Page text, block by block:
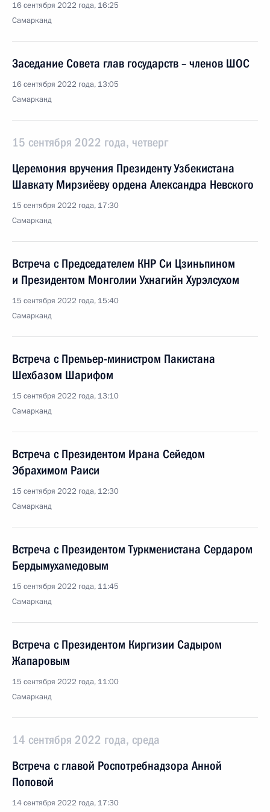
16 сентября 2022 года, 16:25
Самарканд
Заседание Совета глав государств – членов ШОС
16 сентября 2022 года, 13:05
Самарканд
15 сентября 2022 года, четверг
Церемония вручения Президенту Узбекистана
Шавкату Мирзиёеву ордена Александра Невского
15 сентября 2022 года, 17:30
Самарканд
Встреча с Председателем КНР Си Цзиньпином
и Президентом Монголии Ухнагийн Хурэлсухом
15 сентября 2022 года, 15:40
Самарканд
Встреча с Премьер-министром Пакистана
Шехбазом Шарифом
15 сентября 2022 года, 13:10
Самарканд
Встреча с Президентом Ирана Сейедом
Эбрахимом Раиси
15 сентября 2022 года, 12:30
Самарканд
Встреча с Президентом Туркменистана Сердаром
Бердымухамедовым
15 сентября 2022 года, 11:45
Самарканд
Встреча с Президентом Киргизии Садыром
Жапаровым
15 сентября 2022 года, 11:00
Самарканд
14 сентября 2022 года, среда
Встреча с главой Роспотребнадзора Анной
Поповой
14 сентября 2022 года, 17:30